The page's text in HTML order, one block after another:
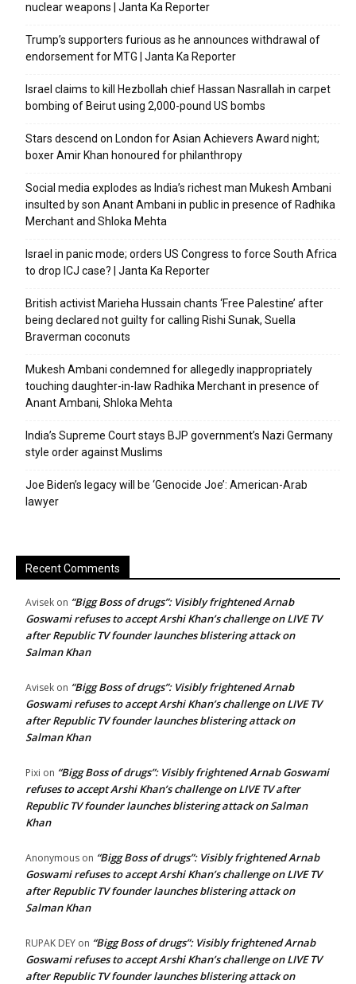
nuclear weapons | Janta Ka Reporter
Trump’s supporters furious as he announces withdrawal of
endorsement for MTG | Janta Ka Reporter
Israel claims to kill Hezbollah chief Hassan Nasrallah in carpet
bombing of Beirut using 2,000-pound US bombs
Stars descend on London for Asian Achievers Award night;
boxer Amir Khan honoured for philanthropy
Social media explodes as India’s richest man Mukesh Ambani
insulted by son Anant Ambani in public in presence of Radhika
Merchant and Shloka Mehta
Israel in panic mode; orders US Congress to force South Africa
to drop ICJ case? | Janta Ka Reporter
British activist Marieha Hussain chants ‘Free Palestine’ after
being declared not guilty for calling Rishi Sunak, Suella
Braverman coconuts
Mukesh Ambani condemned for allegedly inappropriately
touching daughter-in-law Radhika Merchant in presence of
Anant Ambani, Shloka Mehta
India’s Supreme Court stays BJP government’s Nazi Germany
style order against Muslims
Joe Biden’s legacy will be ‘Genocide Joe’: American-Arab
lawyer
Recent Comments
Avisek on “Bigg Boss of drugs”: Visibly frightened Arnab
Goswami refuses to accept Arshi Khan’s challenge on LIVE TV
after Republic TV founder launches blistering attack on
Salman Khan
Avisek on “Bigg Boss of drugs”: Visibly frightened Arnab
Goswami refuses to accept Arshi Khan’s challenge on LIVE TV
after Republic TV founder launches blistering attack on
Salman Khan
Pixi on “Bigg Boss of drugs”: Visibly frightened Arnab Goswami
refuses to accept Arshi Khan’s challenge on LIVE TV after
Republic TV founder launches blistering attack on Salman
Khan
Anonymous on “Bigg Boss of drugs”: Visibly frightened Arnab
Goswami refuses to accept Arshi Khan’s challenge on LIVE TV
after Republic TV founder launches blistering attack on
Salman Khan
RUPAK DEY on “Bigg Boss of drugs”: Visibly frightened Arnab
Goswami refuses to accept Arshi Khan’s challenge on LIVE TV
after Republic TV founder launches blistering attack on